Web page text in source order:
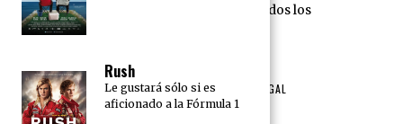
360 Grados Press © 2018 Todos los
NOSOTROS
TÉRMINOS DE USO Y AVISO LEGAL
POLÍTICA DE PRIVACIDAD
Rush
Le gustará sólo si es
aficionado a la Fórmula 1